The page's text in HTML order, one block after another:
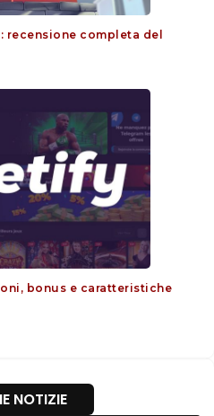
recensione completa del
bonus e caratteristiche
NOTIZIE